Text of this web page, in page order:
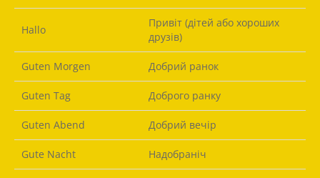
Hallo
Привіт (дітей або хороших
друзів)
Guten Morgen Добрий ранок
Guten Tag Доброго ранку
Guten Abend Добрий вечір
Gute Nacht Надобраніч